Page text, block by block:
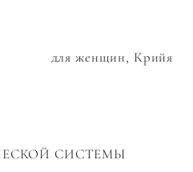
для женщин, Крийя
СИСТЕМЫ